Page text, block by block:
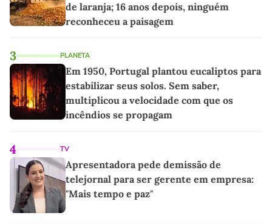
de laranja; 16 anos depois, ninguém
reconheceu a paisagem
3 PLANETA
Em 1950, Portugal plantou eucaliptos para
estabilizar seus solos. Sem saber,
multiplicou a velocidade com que os
incêndios se propagam
4 TV
Apresentadora pede demissão de
telejornal para ser gerente em empresa:
"Mais tempo e paz"